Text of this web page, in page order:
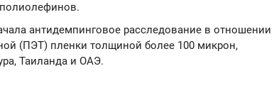
антидемпинговое расследование в отношении
(ПЭТ) пленки толщиной более 100 микрон,
Таиланда и ОАЭ.